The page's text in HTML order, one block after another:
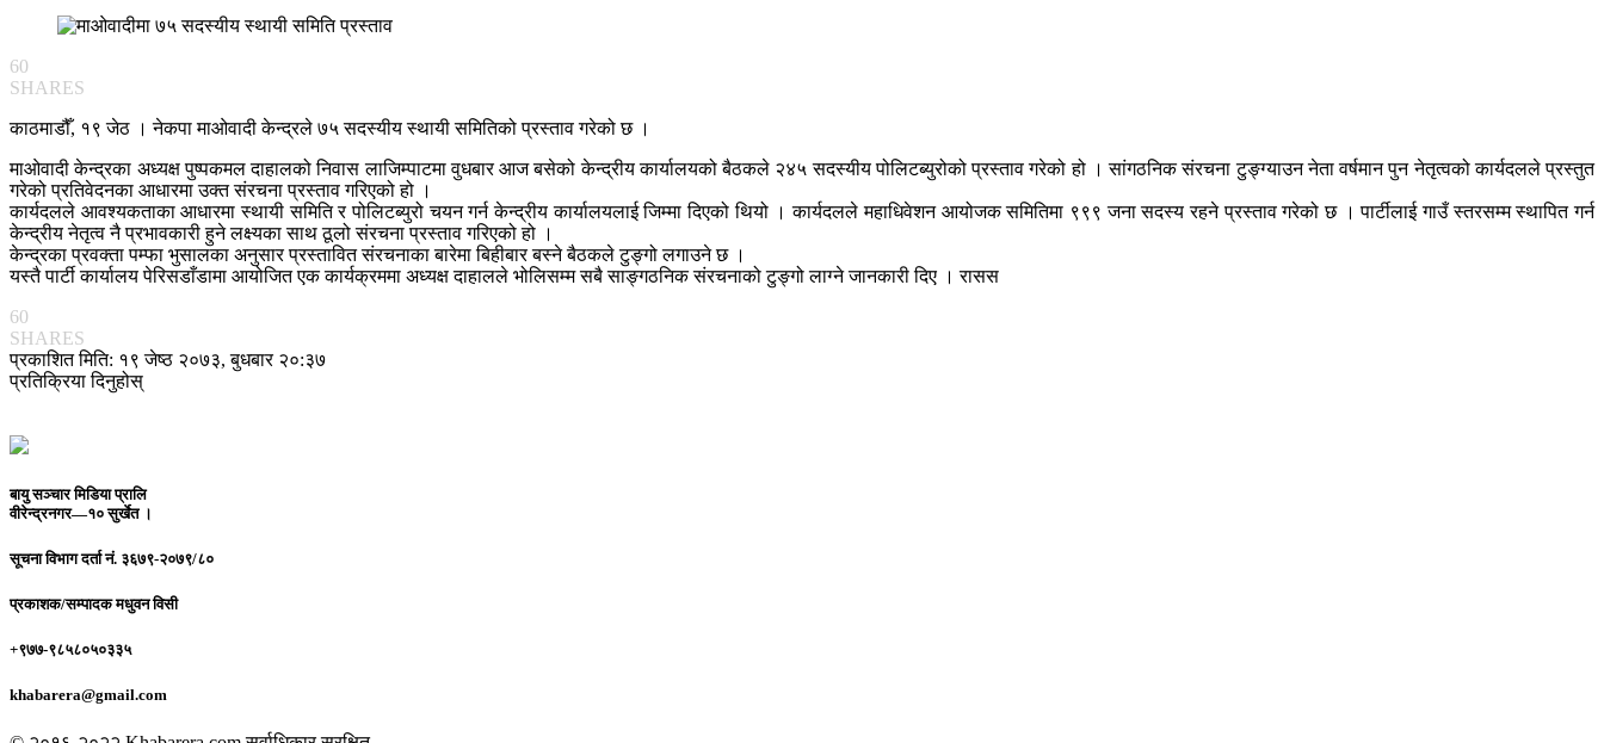
60
SHARES
काठमाडौँ, १९ जेठ । नेकपा माओवादी केन्द्रले ७५ सदस्यीय स्थायी समितिको प्रस्ताव गरेको छ ।
माओवादी केन्द्रका अध्यक्ष पुष्पकमल दाहालको निवास लाजिम्पाटमा वुधबार आज बसेको केन्द्रीय कार्यालयको बैठकले २४५ सदस्यीय पोलिटब्युरोको प्रस्ताव गरेको हो । सांगठनिक संरचना टुङ्ग्याउन नेता वर्षमान पुन नेतृत्वको कार्यदलले प्रस्तुत
गरेको प्रतिवेदनका आधारमा उक्त संरचना प्रस्ताव गरिएको हो ।
कार्यदलले आवश्यकताका आधारमा स्थायी समिति र पोलिटब्युरो चयन गर्न केन्द्रीय कार्यालयलाई जिम्मा दिएको थियो । कार्यदलले महाधिवेशन आयोजक समितिमा ९९९ जना सदस्य रहने प्रस्ताव गरेको छ । पार्टीलाई गाउँ स्तरसम्म स्थापित गर्न
केन्द्रीय नेतृत्व नै प्रभावकारी हुने लक्ष्यका साथ ठूलो संरचना प्रस्ताव गरिएको हो ।
केन्द्रका प्रवक्ता पम्फा भुसालका अनुसार प्रस्तावित संरचनाका बारेमा बिहीबार बस्ने बैठकले टुङ्गो लगाउने छ ।
यस्तै पार्टी कार्यालय पेरिसडाँडामा आयोजित एक कार्यक्रममा अध्यक्ष दाहालले भोलिसम्म सबै साङ्गठनिक संरचनाको टुङ्गो लाग्ने जानकारी दिए । रासस
60
SHARES
प्रकाशित मिति: १९ जेष्ठ २०७३, बुधबार २०:३७
प्रतिक्रिया दिनुहोस्
बायु सञ्चार मिडिया प्रालि
वीरेन्द्रनगर—१० सुर्खेत ।
सूचना विभाग दर्ता नं. ३६७९-२०७९/८०
प्रकाशक/सम्पादकमधुवन विसी
+९७७-९८५८०५०३३५
khabarera@gmail.com